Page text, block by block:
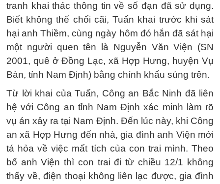
tranh khai thác thông tin về số đạn đã sử dụng.
Biết không thể chối cãi, Tuấn khai trước khi sát
hại anh Thiềm, cùng ngày hôm đó hắn đã sát hại
một người quen tên là Nguyễn Văn Viện (SN
2001, quê ở Đồng Lạc, xã Hợp Hưng, huyện Vụ
Bản, tỉnh Nam Định) bằng chính khẩu súng trên.
Từ lời khai của Tuấn, Công an Bắc Ninh đã liên
hệ với Công an tỉnh Nam Định xác minh làm rõ
vụ án xảy ra tại Nam Định. Đến lúc này, khi Công
an xã Hợp Hưng đến nhà, gia đình anh Viện mới
tá hỏa về việc mất tích của con trai mình. Theo
bố anh Viện thì con trai đi từ chiều 12/1 không
thấy về, điện thoại không liên lạc được, gia đình